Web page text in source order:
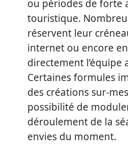
ou périodes de forte
touristique.
réservent leur
internet ou encore
directement l’équipe
Certaines formules
des créations sur-
possibilité de
déroulement de la
envies du moment.